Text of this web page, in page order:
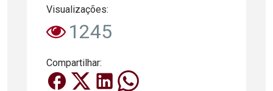
Visualizações:
1245
Compartilhar: